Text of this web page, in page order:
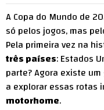
A Copa do Mundo de
só pelos jogos, mas
Pela primeira vez na
três países: Estados
parte? Agora existe um
a explorar essas rotas
motorhome.